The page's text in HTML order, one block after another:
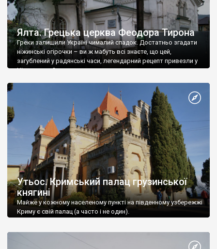
Ялта. Грецька церква Феодора Тирона
Греки залишили Україні чималий спадок. Достатньо згадати
ніжинські огірочки – ви ж мабуть всі знаєте, що цей,
загублений у радянські часи, легендарний рецепт привезли у
Ніжин греки?
Утьос. Кримський палац грузинської
княгині
Майже у кожному населеному пункті на південному узбережжі
Криму є свій палац (а часто і не один).